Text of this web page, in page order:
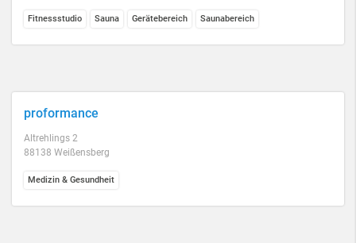
Fitnessstudio Sauna Gerätebereich Saunabereich
proformance
Altrehlings 2
88138 Weißensberg
Medizin & Gesundheit